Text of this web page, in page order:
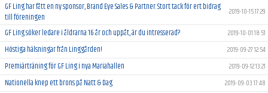
GF Ling har fått en ny sponsor, Brand Eye Sales & Partner. Stort tack för ert bidrag
till föreningen
2019-10-15 17:29
GF Ling söker ledare i åldrarna 16 år och uppåt, är du intresserad? 2019-10-01 18:51
Höstiga hälsningar från Linggården! 2019-09-27 12:54
Premiärträning för GF Ling i nya Mariahallen 2019-09-12 13:21
Nationella knep ett brons på Natt & Dag 2019-09-03 17:48